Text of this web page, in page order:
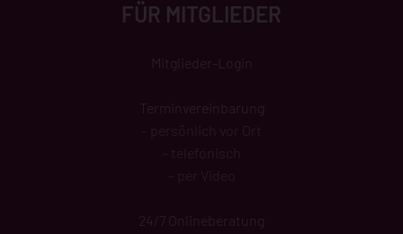
FÜR MITGLIEDER
Mitglieder-Login
Terminvereinbarung
– per Video
24/7 Onlineberatung